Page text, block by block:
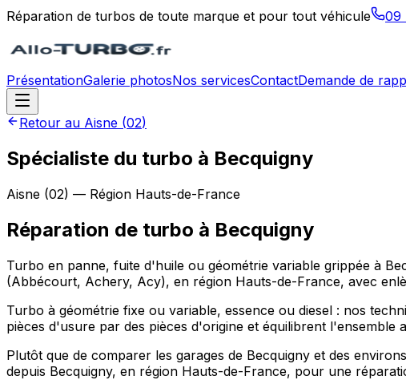
Réparation de turbos de toute marque et pour tout véhicule 09
PrésentationGalerie photosNos servicesContactDemande de
Retour au Aisne (02)
Spécialiste du turbo à Becquigny
Aisne (02) — Région Hauts-de-France
Réparation de turbo à Becquigny
Turbo en panne, fuite d'huile ou géométrie variable grippée à
(Abbécourt, Achery, Acy), en région Hauts-de-France, avec
Turbo à géométrie fixe ou variable, essence ou diesel : nos
pièces d'usure par des pièces d'origine et équilibrent l'ensemble
Plutôt que de comparer les garages de Becquigny et des
depuis Becquigny, en région Hauts-de-France, pour une